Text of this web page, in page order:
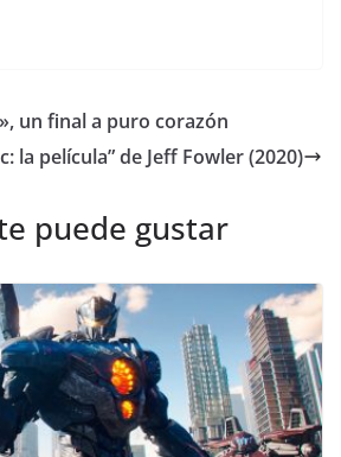
un final a puro corazón
la película” de Jeff Fowler (2020)
puede gustar